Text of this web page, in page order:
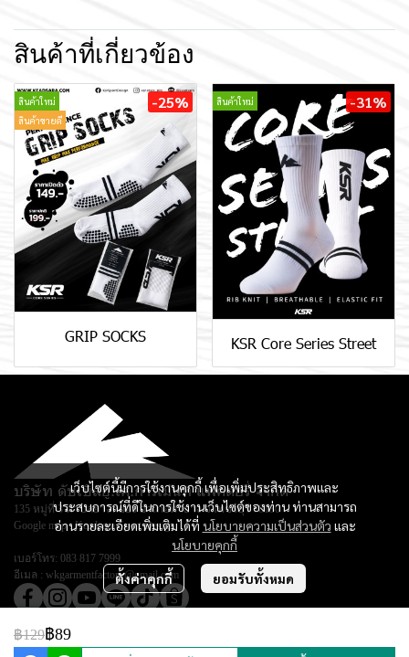
สินค้าที่เกี่ยวข้อง
สินค้าใหม่
สินค้าขายดี
-25%
GRIP SOCKS
สินค้าใหม่ -31%
KSR Core Series Street
฿129฿89
เว็บไซต์นี้มีการใช้งานคุกกี้ เพื่อเพิ่มประสิทธิภาพและ
ประสบการณ์ที่ดีในการใช้งานเว็บไซต์ของท่าน ท่านสามารถ
อ่านรายละเอียดเพิ่มเติมได้ที่ นโยบายความเป็นส่วนตัว และ
นโยบายคุกกี้
ตั้งค่าคุกกี้ ยอมรับทั้งหมด
บริษัท ดับเบิลยู.เค.การ์เม้นท์ แฟคตอรี่ จำกัด
135 หมู่ที่ 3 ตำบลยางหย่อง อำเภอท่ายาง จ.เพชรบุรี 76130
Google map :Keadsara Sport Design
เบอร์โทร: 083 817 7999
อีเมล : wkgarmentfactory@gmail.com